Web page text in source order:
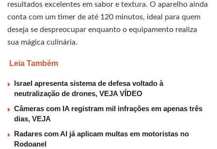
resultados excelentes em sabor e textura. O aparelho ainda
conta com um timer de até 120 minutos, ideal para quem
deseja se despreocupar enquanto o equipamento realiza
sua mágica culinária.
Leia Também
Israel apresenta sistema de defesa voltado à
neutralização de drones, VEJA VÍDEO
Câmeras com IA registram mil infrações em apenas três
dias, VEJA
Radares com AI já aplicam multas em motoristas no
Rodoanel